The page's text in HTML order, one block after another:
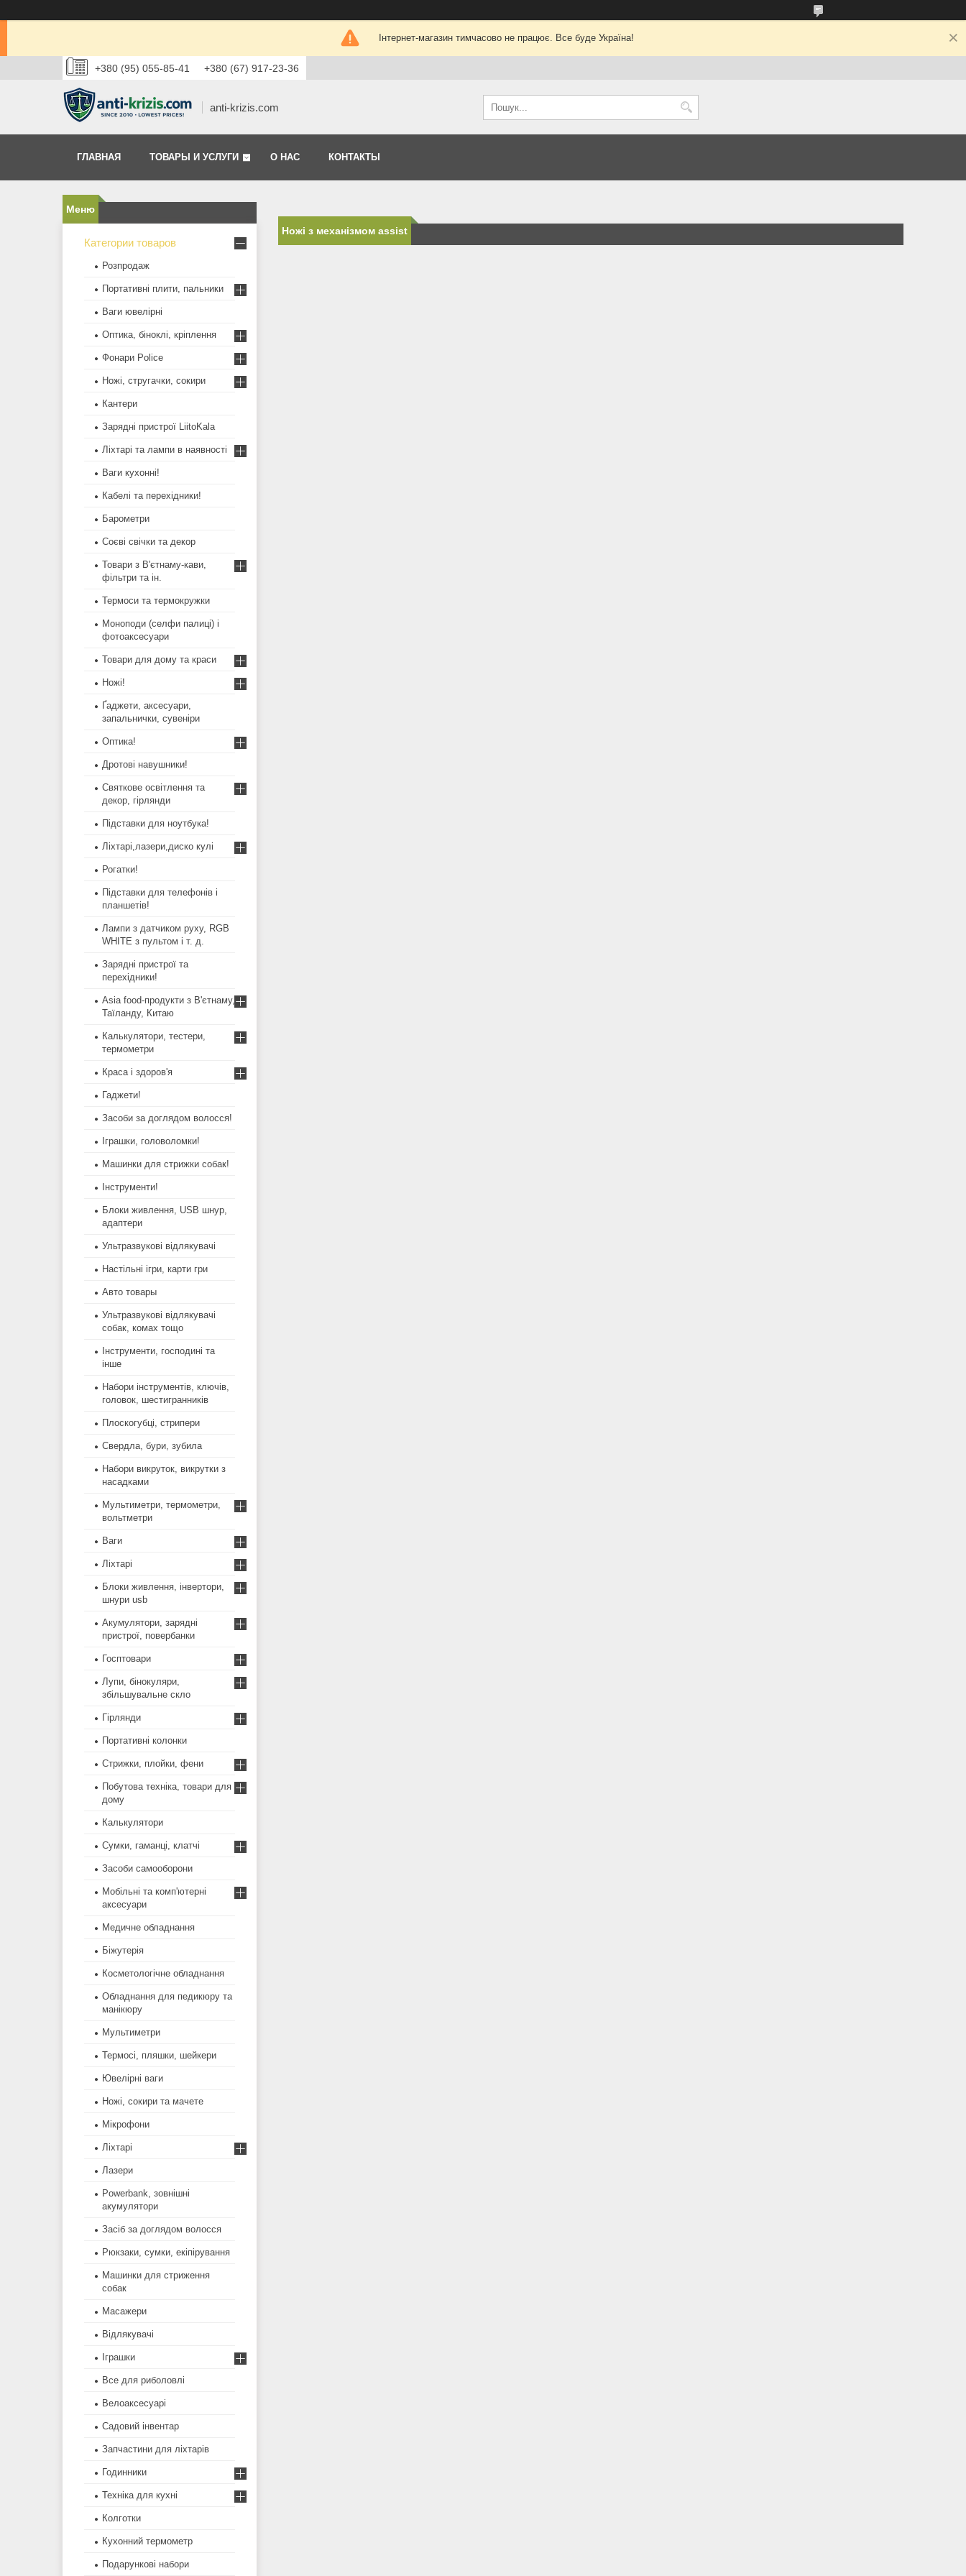
Інтернет-магазин тимчасово не працює. Все буде Україна!
+380 (95) 055-85-41 +380 (67) 917-23-36
anti-krizis.com
ГЛАВНАЯ ТОВАРЫ И УСЛУГИ О НАС КОНТАКТЫ
Ножі з механізмом assist
Категории товаров
Розпродаж
Портативні плити, пальники
Ваги ювелірні
Оптика, біноклі, кріплення
Фонари Police
Ножі, стругачки, сокири
Кантери
Зарядні пристрої LiitoKala
Ліхтарі та лампи в наявності
Ваги кухонні!
Кабелі та перехідники!
Барометри
Соєві свічки та декор
Товари з В'єтнаму-кави,
фільтри та ін.
Термоси та термокружки
Моноподи (селфи палиці) і
фотоаксесуари
Товари для дому та краси
Ножі!
Ґаджети, аксесуари,
запальнички, сувеніри
Оптика!
Дротові навушники!
Святкове освітлення та
декор, гірлянди
Підставки для ноутбука!
Ліхтарі,лазери,диско кулі
Рогатки!
Підставки для телефонів і
планшетів!
Лампи з датчиком руху, RGB
WHITE з пультом і т. д.
Зарядні пристрої та
перехідники!
Asia food-продукти з В'єтнаму,
Таїланду, Китаю
Калькулятори, тестери,
термометри
Краса і здоров'я
Гаджети!
Засоби за доглядом волосся!
Іграшки, головоломки!
Машинки для стрижки собак!
Інструменти!
Блоки живлення, USB шнур,
адаптери
Ультразвукові відлякувачі
Настільні ігри, карти гри
Авто товары
Ультразвукові відлякувачі
собак, комах тощо
Інструменти, господині та
інше
Набори інструментів, ключів,
головок, шестигранників
Плоскогубці, стрипери
Свердла, бури, зубила
Набори викруток, викрутки з
насадками
Мультиметри, термометри,
вольтметри
Ваги
Ліхтарі
Блоки живлення, інвертори,
шнури usb
Акумулятори, зарядні
пристрої, повербанки
Госптовари
Лупи, бінокуляри,
збільшувальне скло
Гірлянди
Портативні колонки
Стрижки, плойки, фени
Побутова техніка, товари для
дому
Калькулятори
Сумки, гаманці, клатчі
Засоби самооборони
Мобільні та комп'ютерні
аксесуари
Медичне обладнання
Біжутерія
Косметологічне обладнання
Обладнання для педикюру та
манікюру
Мультиметри
Термосі, пляшки, шейкери
Ювелірні ваги
Ножі, сокири та мачете
Мікрофони
Ліхтарі
Лазери
Powerbank, зовнішні
акумулятори
Засіб за доглядом волосся
Рюкзаки, сумки, екіпірування
Машинки для стриження
собак
Масажери
Відлякувачі
Іграшки
Все для риболовлі
Велоаксесуарі
Садовий інвентар
Запчастини для ліхтарів
Годинники
Техніка для кухні
Колготки
Кухонний термометр
Подарункові набори